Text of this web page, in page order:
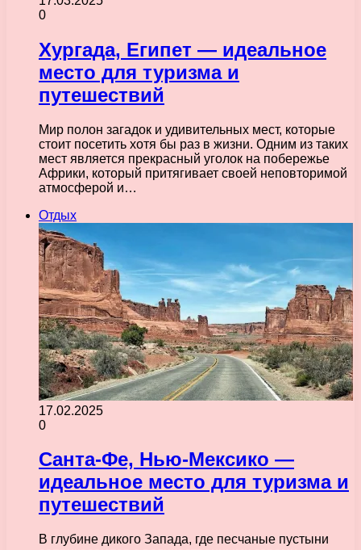
0
Хургада, Египет — идеальное
место для туризма и
путешествий
Мир полон загадок и удивительных мест, которые
стоит посетить хотя бы раз в жизни. Одним из таких
мест является прекрасный уголок на побережье
Африки, который притягивает своей неповторимой
атмосферой и…
Отдых
17.02.2025
0
Санта-Фе, Нью-Мексико —
идеальное место для туризма и
путешествий
В глубине дикого Запада, где песчаные пустыни